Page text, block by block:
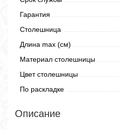
Гарантия
Столешница
Длина max (см)
Материал столешницы
Цвет столешницы
По раскладке
Описание